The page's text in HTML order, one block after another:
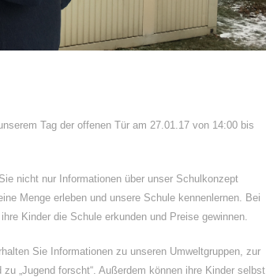
Tag der offenen Tür am 27.01.17 von 14:00 bis
nicht nur Informationen über unser Schulkonzept
Menge erleben und unsere Schule kennenlernen. Bei
Kinder die Schule erkunden und Preise gewinnen.
Sie Informationen zu unseren Umweltgruppen, zur
zu „Jugend forscht“. Außerdem können ihre Kinder selbst